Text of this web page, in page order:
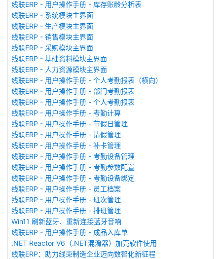
线联ERP - 用户操作手册 - 库存账龄分析表
线联ERP - 系统模块主界面
线联ERP - 生产模块主界面
线联ERP - 销售模块主界面
线联ERP - 采购模块主界面
线联ERP - 基础资料模块主界面
线联ERP - 人力资源模块主界面
线联ERP - 用户操作手册 - 个人考勤报表（横向）
线联ERP - 用户操作手册 - 部门考勤报表
线联ERP - 用户操作手册 - 个人考勤报表
线联ERP - 用户操作手册 - 考勤计算
线联ERP - 用户操作手册 - 节假日管理
线联ERP - 用户操作手册 - 请假管理
线联ERP - 用户操作手册 - 补卡管理
线联ERP - 用户操作手册 - 考勤设备管理
线联ERP - 用户操作手册 - 考勤参数配置
线联ERP - 用户操作手册 - 考勤设备绑定
线联ERP - 用户操作手册 - 员工档案
线联ERP - 用户操作手册 - 班次管理
线联ERP - 用户操作手册 - 排班管理
Win11 刷新蓝牙、重新连接蓝牙音响
线联ERP - 用户操作手册 - 成品入库单
.NET Reactor V6（.NET混淆器）加壳软件使用
线联ERP：助力线束制造企业迈向数智化新征程